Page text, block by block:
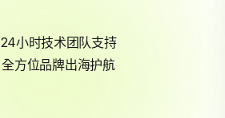
24小时技术团队支持
全方位品牌出海护航